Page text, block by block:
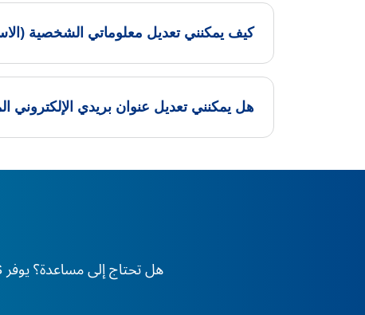
كيف يمكنني تعديل معلوماتي الشخصية
هل يمكنني تعديل عنوان بريدي الإلكتروني
هل تحتاج إلى مساعدة؟ يوفر XS دعم الخبراء على مدار 24 ساعة طوال أيام الأسبوع، في أي وقت وفي أي مكان في العالم.